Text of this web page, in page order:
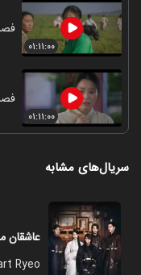
۰۱:۱۱:۰۰
فصل ۱ -
۰۱:۱۱:۰۰
فصل ۱ -
سریال‌های مشابه
عاشقان
Ryeo